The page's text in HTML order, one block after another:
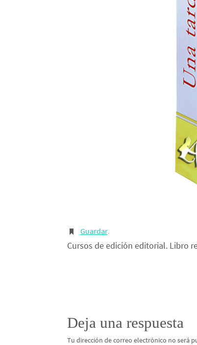
Guardar.
Cursos de edición editorial. Libro
Deja una respuesta
Tu dirección de correo electrónico no será